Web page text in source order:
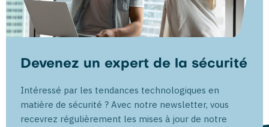
Devenez un expert de la sécurité
Intéressé par les tendances technologiques en
matière de sécurité ? Avec notre newsletter, vous
recevrez régulièrement les mises à jour de notre